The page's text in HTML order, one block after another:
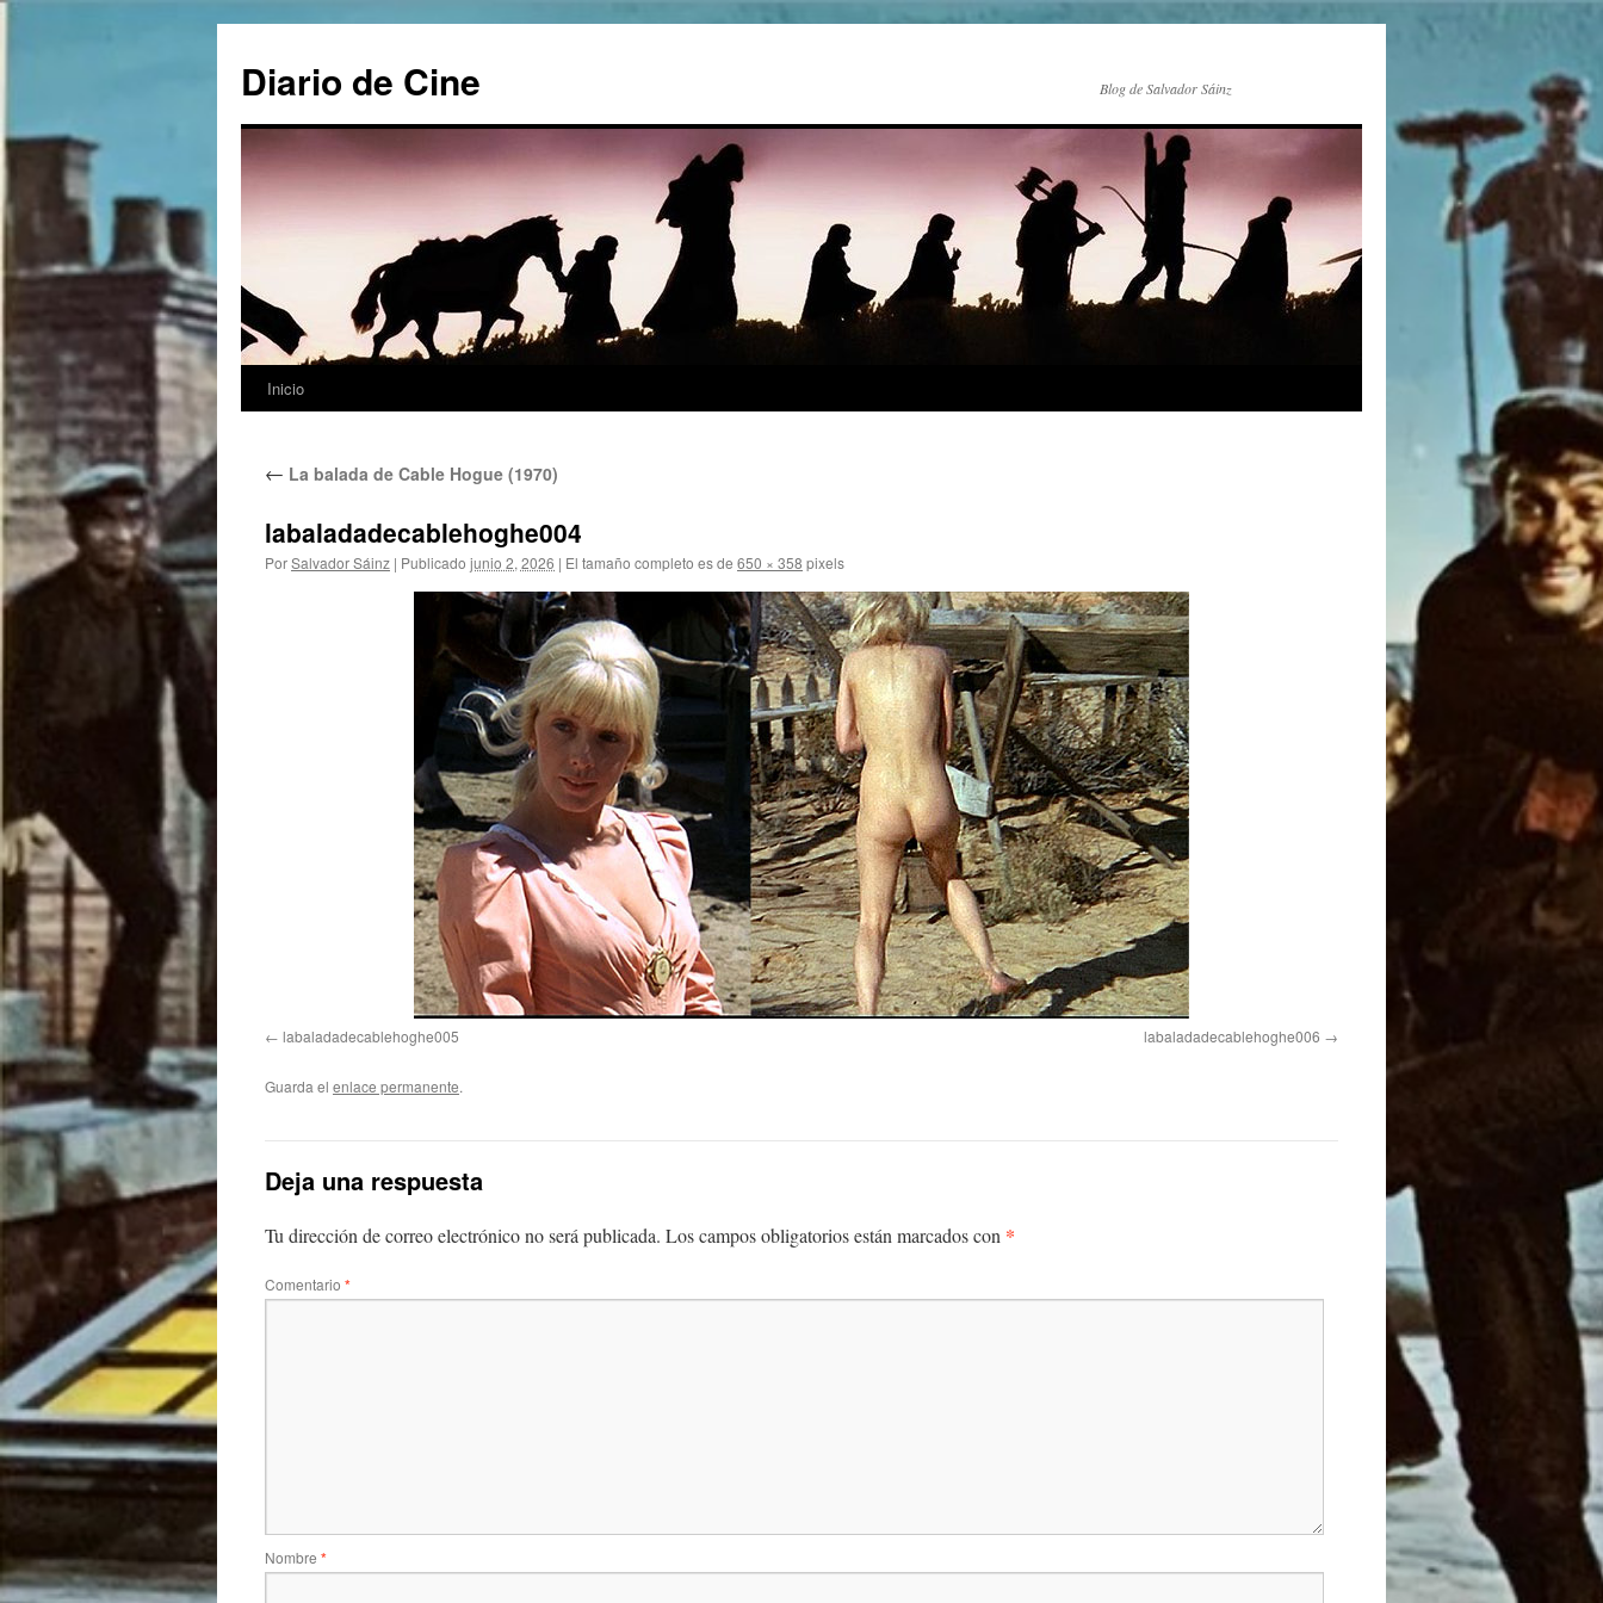
contenido
Diario de Cine Blog de Salvador Sáinz
Inicio
← La balada de Cable Hogue (1970)
labaladadecablehoghe004
PorSalvador Sáinz | Publicado junio 2, 2026 | El tamaño completo es de 650 × 358 pixels
labaladadecablehoghe005 labaladadecablehoghe006
Guarda el enlace permanente.
Deja una respuesta
Tu dirección de correo electrónico no será publicada. Los campos obligatorios están marcados con *
Comentario *
Nombre *